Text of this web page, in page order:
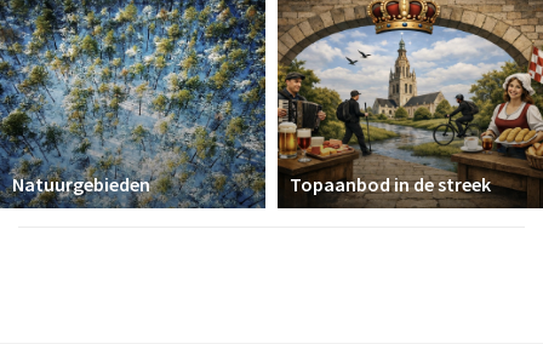
Natuurgebieden Topaanbod in de streek